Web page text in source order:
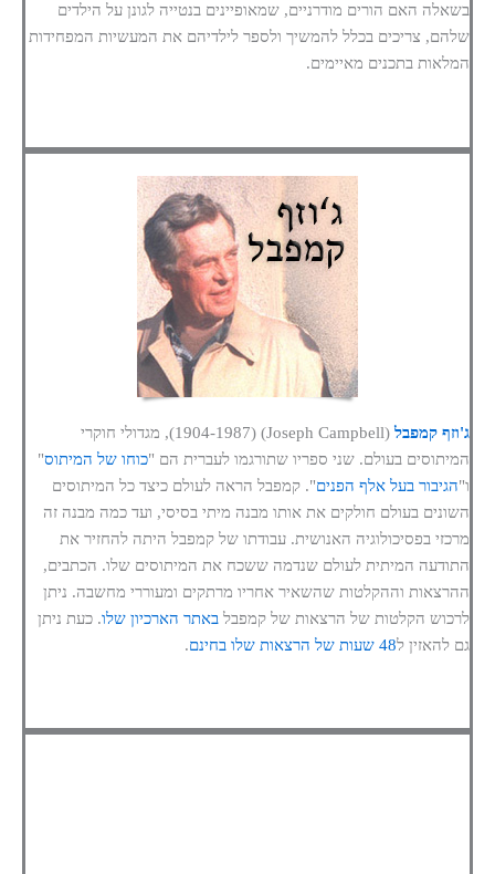
בשאלה האם הורים מודרניים, שמאופיינים בנטייה לגונן על הילדים
שלהם, צריכים בכלל להמשיך ולספר לילדיהם את המעשיות המפחידות
המלאות בתכנים מאיימים.
ג'וזף קמפבל
(Joseph Campbell) (1904-1987), מגדולי חוקרי
המיתוסים בעולם. שני ספריו שתורגמו לעברית הם "כוחו של המיתוס"
ו"הגיבור בעל אלף הפנים". קמפבל הראה לעולם כיצד כל המיתוסים
השונים בעולם חולקים את אותו מבנה מיתי בסיסי, ועד כמה מבנה זה
מרכזי בפסיכולוגיה האנושית. עבודתו של קמפבל היתה להחזיר את
התודעה המיתית לעולם שנדמה ששכח את המיתוסים שלו. הכתבים,
ההרצאות וההקלטות שהשאיר אחריו מרתקים ומעוררי מחשבה. ניתן
לרכוש הקלטות של הרצאות של קמפבל באתר הארכיון שלו. כעת ניתן
גם להאזין ל48 שעות של הרצאות שלו בחינם .